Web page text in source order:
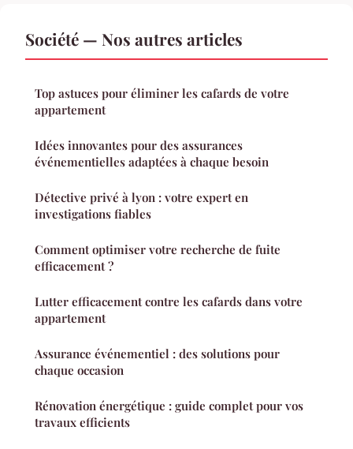
Société — Nos autres articles
Top astuces pour éliminer les cafards de votre
appartement
Idées innovantes pour des assurances
événementielles adaptées à chaque besoin
Détective privé à lyon : votre expert en
investigations fiables
Comment optimiser votre recherche de fuite
efficacement ?
Lutter efficacement contre les cafards dans votre
appartement
Assurance événementiel : des solutions pour
chaque occasion
Rénovation énergétique : guide complet pour vos
travaux efficients